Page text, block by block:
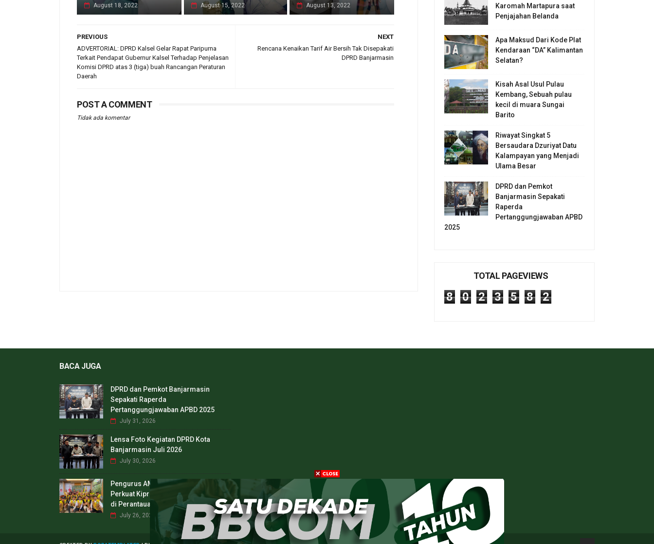
August 18, 2022 August 15, 2022 August 13, 2022
NEXT
Rencana Kenaikan Tarif Air Bersih Tak Disepakati
DPRD Banjarmasin
PREVIOUS
ADVERTORIAL: DPRD Kalsel Gelar Rapat Paripurna
Terkait Pendapat Gubernur Kalsel Terhadap Penjelasan
Komisi DPRD atas 3 (tiga) buah Rancangan Peraturan
Daerah
POST A COMMENT
Tidak ada komentar
Karomah Martapura saat
Penjajahan Belanda
Apa Maksud Dari Kode Plat
Kendaraan “DA” Kalimantan
Selatan?
Kisah Asal Usul Pulau
Kembang, Sebuah pulau
kecil di muara Sungai
Barito
Riwayat Singkat 5
Bersaudara Dzuriyat Datu
Kalampayan yang Menjadi
Ulama Besar
DPRD dan Pemkot
Banjarmasin Sepakati
Raperda
Pertanggungjawaban APBD
2025
TOTAL PAGEVIEWS
8 0 2 3 5 8 2
BACA JUGA
DPRD dan Pemkot Banjarmasin
Sepakati Raperda
Pertanggungjawaban APBD 2025
July 31, 2026
Lensa Foto Kegiatan DPRD Kota
Banjarmasin Juli 2026
July 30, 2026
Pengurus AMBB Jawa Timur Dilantik,
Perkuat Kiprah Generasi Muda Banjar
di Perantauan
July 26, 2026